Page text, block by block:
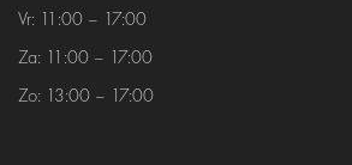
Vr: 11:00 – 17:00
Za: 11:00 – 17:00
Zo: 13:00 – 17:00